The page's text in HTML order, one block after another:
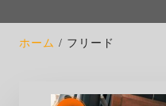
ホーム フリード